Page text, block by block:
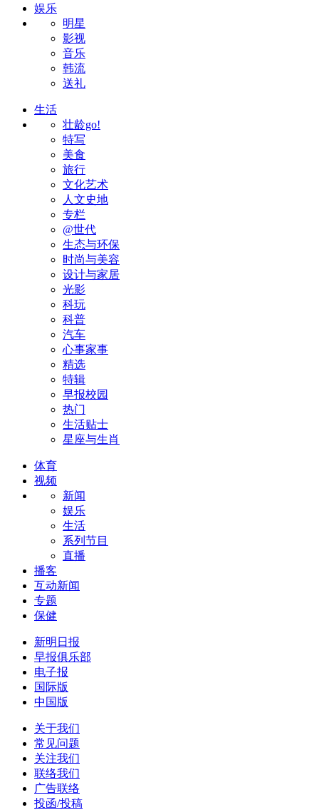
娱乐
明星
影视
音乐
韩流
送礼
生活
壮龄go!
特写
美食
旅行
文化艺术
人文史地
专栏
@世代
生态与环保
时尚与美容
设计与家居
光影
科玩
科普
汽车
心事家事
精选
特辑
早报校园
热门
生活贴士
星座与生肖
体育
视频
新闻
娱乐
生活
系列节目
直播
播客
互动新闻
专题
保健
新明日报
早报俱乐部
电子报
国际版
中国版
关于我们
常见问题
关注我们
联络我们
广告联络
投函/投稿